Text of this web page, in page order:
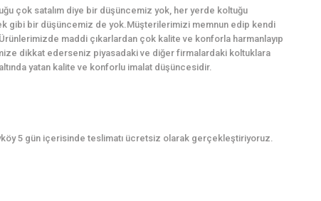
çok satalım diye bir düşüncemiz yok, her yerde koltuğu
gibi bir düşüncemiz de yok.Müşterilerimizi memnun edip kendi
maddi çıkarlardan çok kalite ve konforla harmanlayıp
dikkat ederseniz piyasadaki ve diğer firmalardaki koltuklara
yatan kalite ve konforlu imalat düşüncesidir.
5 gün içerisinde teslimatı ücretsiz olarak gerçekleştiriyoruz.